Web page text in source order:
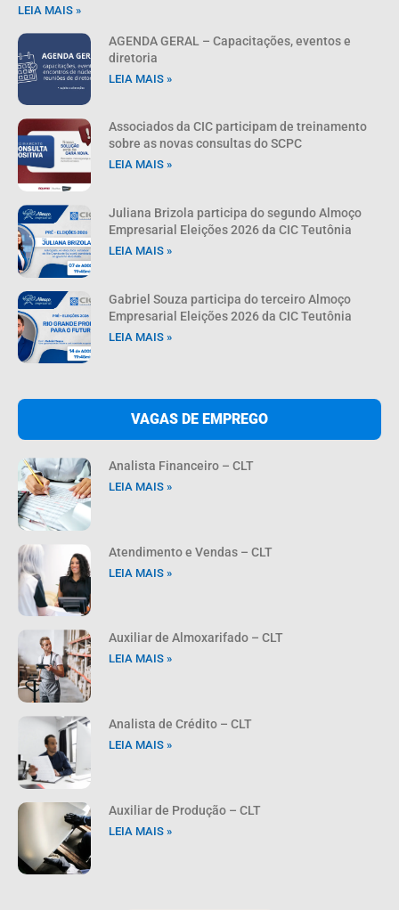
LEIA MAIS »
AGENDA GERAL – Capacitações, eventos e
diretoria
LEIA MAIS »
Associados da CIC participam de treinamento
sobre as novas consultas do SCPC
LEIA MAIS »
Juliana Brizola participa do segundo Almoço
Empresarial Eleições 2026 da CIC Teutônia
LEIA MAIS »
Gabriel Souza participa do terceiro Almoço
Empresarial Eleições 2026 da CIC Teutônia
LEIA MAIS »
VAGAS DE EMPREGO
Analista Financeiro – CLT
LEIA MAIS »
Atendimento e Vendas – CLT
LEIA MAIS »
Auxiliar de Almoxarifado – CLT
LEIA MAIS »
Analista de Crédito – CLT
LEIA MAIS »
Auxiliar de Produção – CLT
LEIA MAIS »